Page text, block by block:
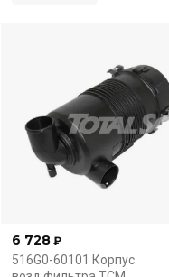
6 728 ₽
516G0-60101 Корпус